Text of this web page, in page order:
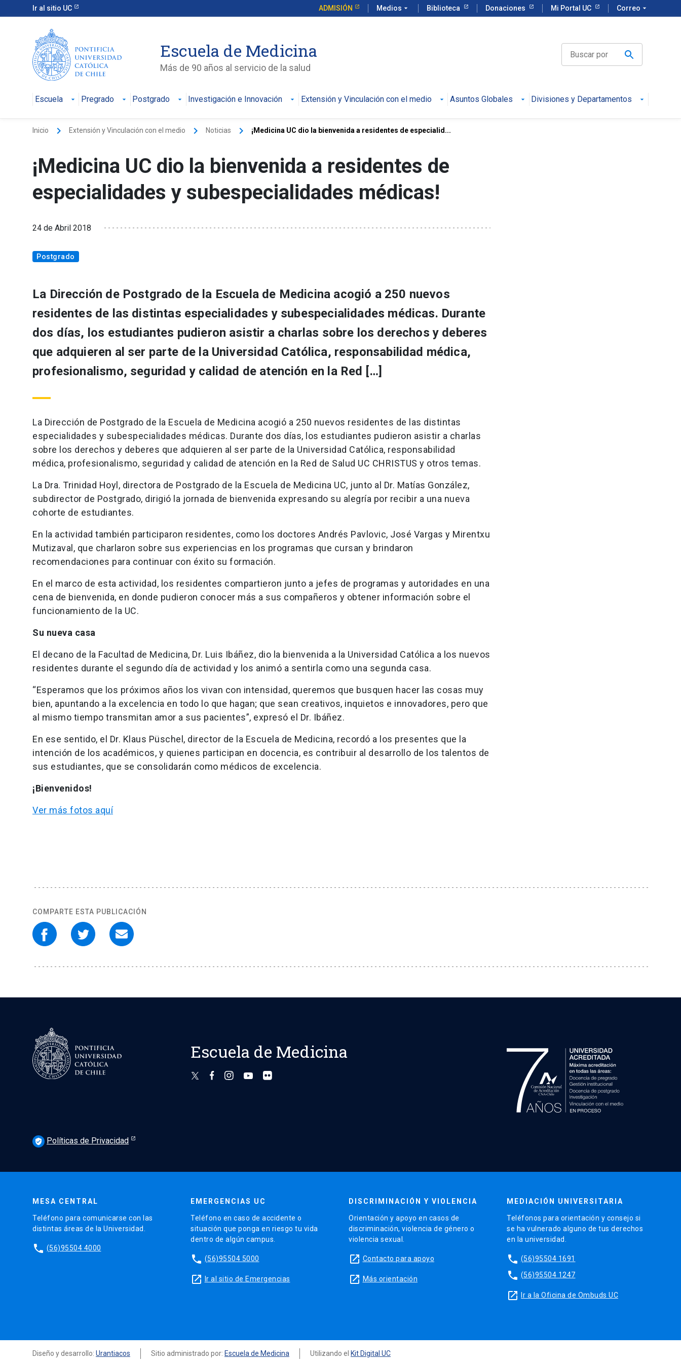
Ir al sitio UC ADMISIÓN Medios arrow_drop_down Biblioteca Donaciones Mi Portal UC Correo arrow_drop_down
Escuela de Medicina
Más de 90 años al servicio de la salud
Escuela Pregrado Postgrado Investigación e Innovación Extensión y Vinculación con el medio Asuntos Globales Divisiones y Departamentos
Inicio keyboard_arrow_right Extensión y Vinculación con el medio keyboard_arrow_right Noticias keyboard_arrow_right ¡Medicina UC dio la bienvenida a residentes de especialid...
¡Medicina UC dio la bienvenida a residentes de
especialidades y subespecialidades médicas!
24 de Abril 2018
Postgrado
La Dirección de Postgrado de la Escuela de Medicina acogió a 250 nuevos
residentes de las distintas especialidades y subespecialidades médicas. Durante
dos días, los estudiantes pudieron asistir a charlas sobre los derechos y deberes
que adquieren al ser parte de la Universidad Católica, responsabilidad médica,
profesionalismo, seguridad y calidad de atención en la Red […]
La Dirección de Postgrado de la Escuela de Medicina acogió a 250 nuevos residentes de las distintas
especialidades y subespecialidades médicas. Durante dos días, los estudiantes pudieron asistir a charlas
sobre los derechos y deberes que adquieren al ser parte de la Universidad Católica, responsabilidad
médica, profesionalismo, seguridad y calidad de atención en la Red de Salud UC CHRISTUS y otros temas.
La Dra. Trinidad Hoyl, directora de Postgrado de la Escuela de Medicina UC, junto al Dr. Matías González,
subdirector de Postgrado, dirigió la jornada de bienvenida expresando su alegría por recibir a una nueva
cohorte de estudiantes.
En la actividad también participaron residentes, como los doctores Andrés Pavlovic, José Vargas y Mirentxu
Mutizaval, que charlaron sobre sus experiencias en los programas que cursan y brindaron
recomendaciones para continuar con éxito su formación.
En el marco de esta actividad, los residentes compartieron junto a jefes de programas y autoridades en una
cena de bienvenida, en donde pudieron conocer más a sus compañeros y obtener información sobre el
funcionamiento de la UC.
Su nueva casa
El decano de la Facultad de Medicina, Dr. Luis Ibáñez, dio la bienvenida a la Universidad Católica a los nuevos
residentes durante el segundo día de actividad y los animó a sentirla como una segunda casa.
“Esperamos que los próximos años los vivan con intensidad, queremos que busquen hacer las cosas muy
bien, apuntando a la excelencia en todo lo que hagan; que sean creativos, inquietos e innovadores, pero que
al mismo tiempo transmitan amor a sus pacientes”, expresó el Dr. Ibáñez.
En ese sentido, el Dr. Klaus Püschel, director de la Escuela de Medicina, recordó a los presentes que la
intención de los académicos, y quienes participan en docencia, es contribuir al desarrollo de los talentos de
sus estudiantes, que se consolidarán como médicos de excelencia.
¡Bienvenidos!
Ver más fotos aquí
COMPARTE ESTA PUBLICACIÓN
Escuela de Medicina
verified_user Políticas de Privacidad
MESA CENTRAL
Teléfono para comunicarse con las
distintas áreas de la Universidad.
phone (56)95504 4000
EMERGENCIAS UC
Teléfono en caso de accidente o
situación que ponga en riesgo tu vida
dentro de algún campus.
phone (56)95504 5000
launch Ir al sitio de Emergencias
DISCRIMINACIÓN Y VIOLENCIA
Orientación y apoyo en casos de
discriminación, violencia de género o
violencia sexual.
launch Contacto para apoyo
launch Más orientación
MEDIACIÓN UNIVERSITARIA
Teléfonos para orientación y consejo si
se ha vulnerado alguno de tus derechos
en la universidad.
phone (56)95504 1691
phone (56)95504 1247
launch Ir a la Oficina de Ombuds UC
Diseño y desarrollo: Urantiacos Sitio administrado por: Escuela de Medicina Utilizando el Kit Digital UC